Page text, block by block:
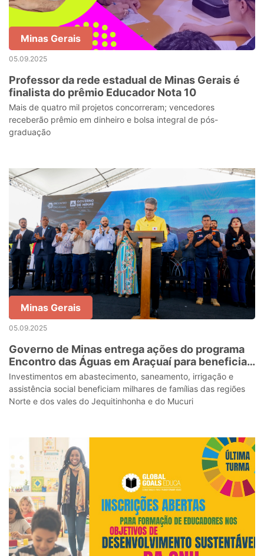
Minas Gerais
05.09.2025
Professor da rede estadual de Minas Gerais é
finalista do prêmio Educador Nota 10
Mais de quatro mil projetos concorreram; vencedores
receberão prêmio em dinheiro e bolsa integral de pós-
graduação
Minas Gerais
05.09.2025
Governo de Minas entrega ações do programa
Encontro das Águas em Araçuaí para beneficiar
a população do semiárido do estado
Investimentos em abastecimento, saneamento, irrigação e
assistência social beneficiam milhares de famílias das regiões
Norte e dos vales do Jequitinhonha e do Mucuri